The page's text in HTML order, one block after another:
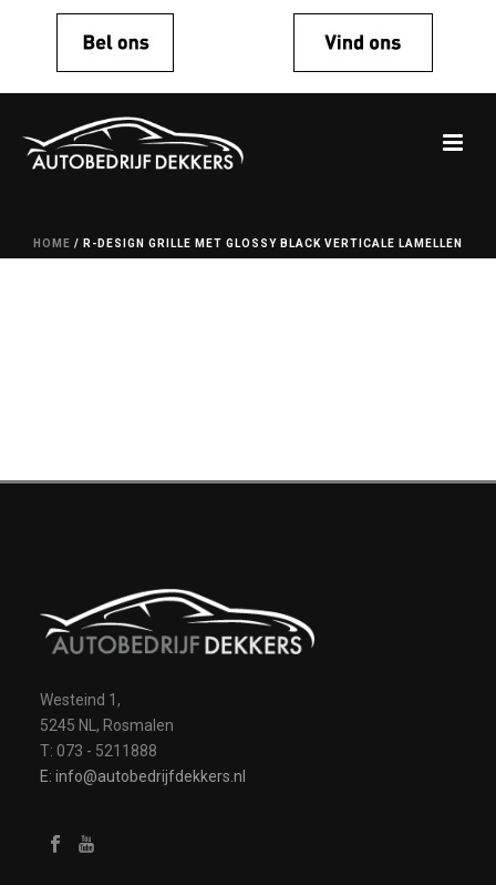
HOME / R-DESIGN GRILLE MET GLOSSY BLACK VERTICALE LAMELLEN
Westeind 1,
5245 NL, Rosmalen
T: 073 - 5211888
E: info@autobedrijfdekkers.nl